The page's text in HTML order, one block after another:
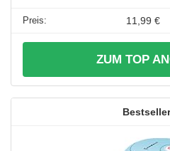
11,99 €
ZUM TOP